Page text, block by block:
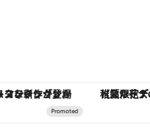
タリア・トスカーナの郷土料理の手法で満喫！ 【銀座で出合う最旬美容】美髪ケアや上質